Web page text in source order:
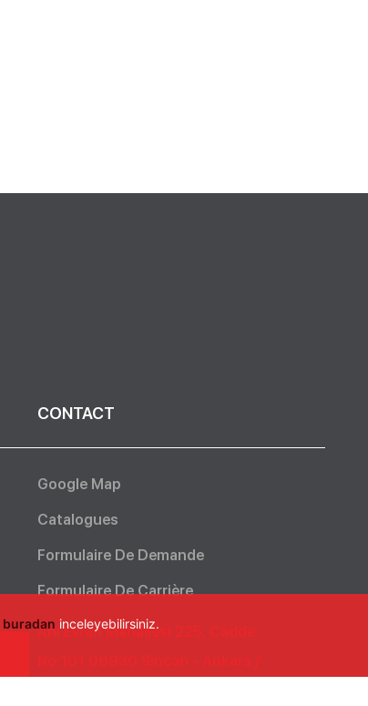
CONTACT
Google Map
Catalogues
Formulaire De Demande
Formulaire De Carrière
Ahi Evran Mahallesi 225. Cadde
buradan inceleyebilirsiniz.